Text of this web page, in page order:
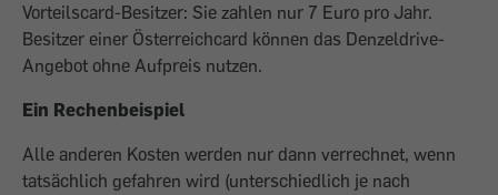
Vorteilscard-Besitzer: Sie zahlen nur 7 Euro pro Jahr.
Besitzer einer Österreichcard können das Denzeldrive-
Angebot ohne Aufpreis nutzen.
Ein Rechenbeispiel
Alle anderen Kosten werden nur dann verrechnet, wenn
tatsächlich gefahren wird (unterschiedlich je nach